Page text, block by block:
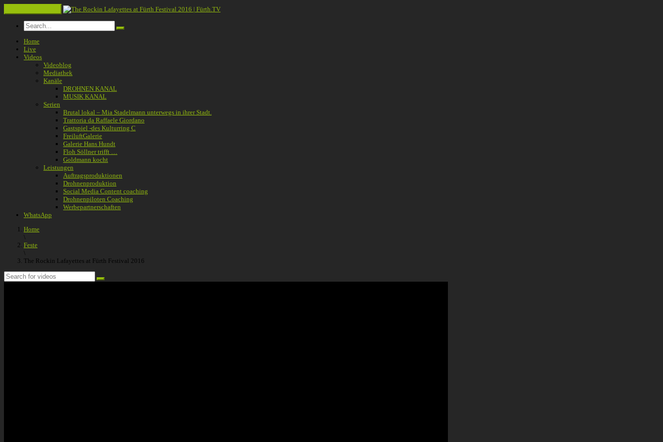
Home
Live
Videos
Videoblog
Mediathek
Kanäle
DROHNEN KANAL
MUSIK KANAL
Serien
Brutal lokal – Mia Stadelmann unterwegs in ihrer Stadt.
Trattoria da Raffaele Giordano
Gastspiel -des Kulturring C
FreiluftGalerie
Galerie Hans Hundt
Floh Söllner trifft …
Goldmann kocht
Leistungen
Auftragsproduktionen
Drohnenproduktion
Social Media Content coaching
Drohnenpiloten Coaching
Werbepartnerschaften
WhatsApp
Home
\
Feste
\
The Rockin Lafayettes at Fürth Festival 2016